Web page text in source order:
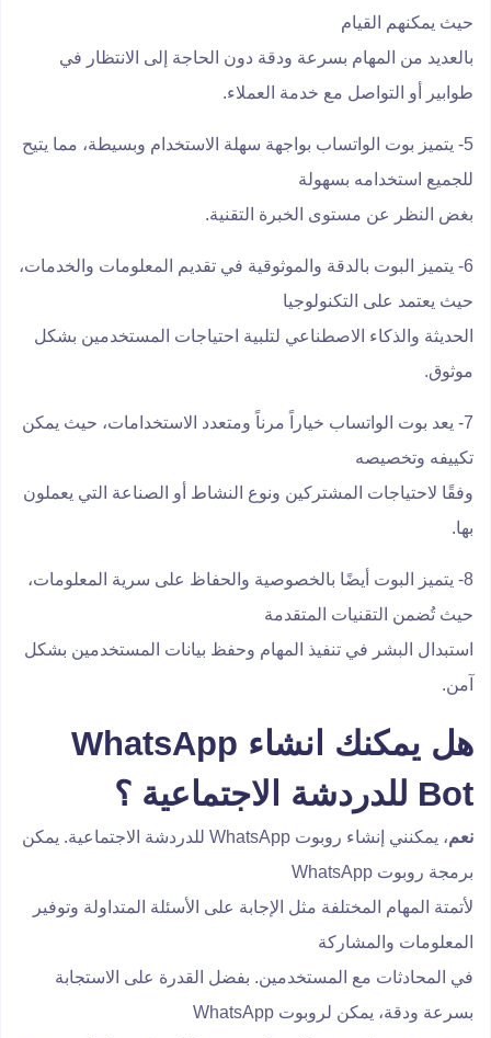
حيث يمكنهم القيام
بالعديد من المهام بسرعة ودقة دون الحاجة إلى الانتظار في
طوابير أو التواصل مع خدمة العملاء.
5- يتميز بوت الواتساب بواجهة سهلة الاستخدام وبسيطة، مما يتيح
للجميع استخدامه بسهولة
بغض النظر عن مستوى الخبرة التقنية.
6- يتميز البوت بالدقة والموثوقية في تقديم المعلومات والخدمات،
حيث يعتمد على التكنولوجيا
الحديثة والذكاء الاصطناعي لتلبية احتياجات المستخدمين بشكل
موثوق.
7- يعد بوت الواتساب خياراً مرناً ومتعدد الاستخدامات، حيث يمكن
تكييفه وتخصيصه
وفقًا لاحتياجات المشتركين ونوع النشاط أو الصناعة التي يعملون
بها.
8- يتميز البوت أيضًا بالخصوصية والحفاظ على سرية المعلومات،
حيث تُضمن التقنيات المتقدمة
استبدال البشر في تنفيذ المهام وحفظ بيانات المستخدمين بشكل
آمن.
هل يمكنك انشاء WhatsApp
Bot للدردشة الاجتماعية ؟
نعم
، يمكنني إنشاء روبوت WhatsApp للدردشة الاجتماعية. يمكن
برمجة روبوت WhatsApp
لأتمتة المهام المختلفة مثل الإجابة على الأسئلة المتداولة وتوفير
المعلومات والمشاركة
في المحادثات مع المستخدمين. بفضل القدرة على الاستجابة
بسرعة ودقة، يمكن لروبوت WhatsApp